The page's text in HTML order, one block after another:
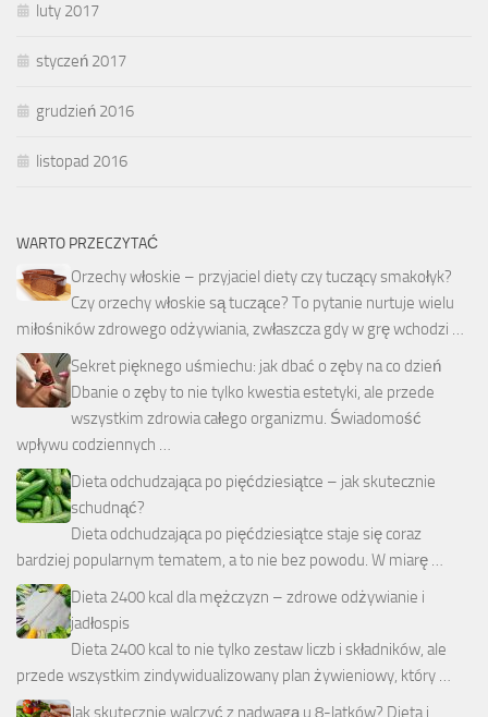
luty 2017
styczeń 2017
grudzień 2016
listopad 2016
WARTO PRZECZYTAĆ
Orzechy włoskie – przyjaciel diety czy tuczący smakołyk?
Czy orzechy włoskie są tuczące? To pytanie nurtuje wielu
miłośników zdrowego odżywiania, zwłaszcza gdy w grę wchodzi …
Sekret pięknego uśmiechu: jak dbać o zęby na co dzień
Dbanie o zęby to nie tylko kwestia estetyki, ale przede
wszystkim zdrowia całego organizmu. Świadomość
wpływu codziennych …
Dieta odchudzająca po pięćdziesiątce – jak skutecznie
schudnąć?
Dieta odchudzająca po pięćdziesiątce staje się coraz
bardziej popularnym tematem, a to nie bez powodu. W miarę …
Dieta 2400 kcal dla mężczyzn – zdrowe odżywianie i
jadłospis
Dieta 2400 kcal to nie tylko zestaw liczb i składników, ale
przede wszystkim zindywidualizowany plan żywieniowy, który …
Jak skutecznie walczyć z nadwagą u 8-latków? Dieta i